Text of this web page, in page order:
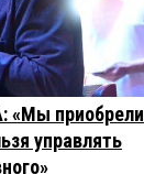
«Мы приобрели
управлять